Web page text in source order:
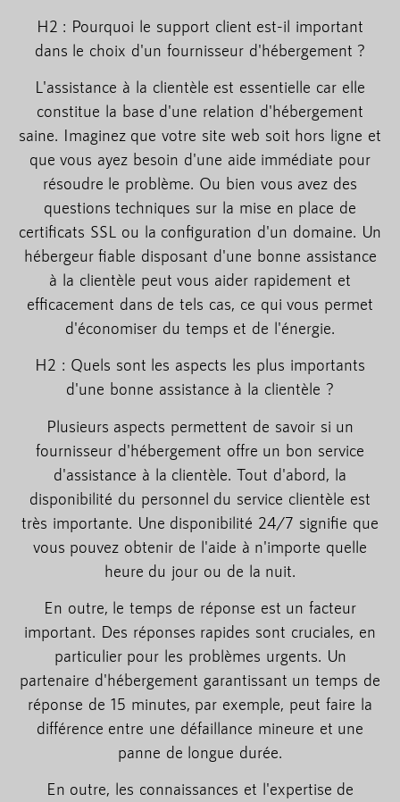
H2 : Pourquoi le support client est-il important
dans le choix d'un fournisseur d'hébergement ?
L'assistance à la clientèle est essentielle car elle
constitue la base d'une relation d'hébergement
saine. Imaginez que votre site web soit hors ligne et
que vous ayez besoin d'une aide immédiate pour
résoudre le problème. Ou bien vous avez des
questions techniques sur la mise en place de
certificats SSL ou la configuration d'un domaine. Un
hébergeur fiable disposant d'une bonne assistance
à la clientèle peut vous aider rapidement et
efficacement dans de tels cas, ce qui vous permet
d'économiser du temps et de l'énergie.
H2 : Quels sont les aspects les plus importants
d'une bonne assistance à la clientèle ?
Plusieurs aspects permettent de savoir si un
fournisseur d'hébergement offre un bon service
d'assistance à la clientèle. Tout d'abord, la
disponibilité du personnel du service clientèle est
très importante. Une disponibilité 24/7 signifie que
vous pouvez obtenir de l'aide à n'importe quelle
heure du jour ou de la nuit.
En outre, le temps de réponse est un facteur
important. Des réponses rapides sont cruciales, en
particulier pour les problèmes urgents. Un
partenaire d'hébergement garantissant un temps de
réponse de 15 minutes, par exemple, peut faire la
différence entre une défaillance mineure et une
panne de longue durée.
En outre, les connaissances et l'expertise de